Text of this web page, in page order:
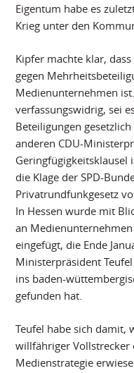
Eigentum habe es
Krieg unter den
Kipfer machte klar,
gegen
Medienunternehmen
verfassungswidrig, sei
Beteiligungen
anderen CDU-
Geringfügigkeitsklausel
die Klage der SPD-
Privatrundfunkgesetz
In Hessen wurde mit
an
eingefügt, die Ende
Ministerpräsident
ins baden-
gefunden hat.
Teufel habe sich damit,
willfähriger Vollstrecker
Medienstrategie